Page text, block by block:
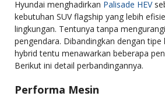
Hyundai menghadirkan Palisade HEV
kebutuhan SUV flagship yang lebih
lingkungan. Tentunya tanpa
pengendara. Dibandingkan dengan
hybrid tentu menawarkan beberapa
Berikut ini detail perbandingannya.
Performa Mesin